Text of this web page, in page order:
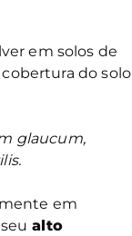
em solos de
do solo
glaucum,
em
alto